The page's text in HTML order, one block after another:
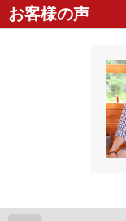
お客様の声